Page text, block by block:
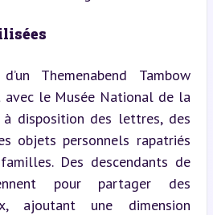
Themenabend Tambow
le Musée National de la
à disposition des lettres, des
objets personnels rapatriés
Des descendants de
pour partager des
ajoutant une dimension